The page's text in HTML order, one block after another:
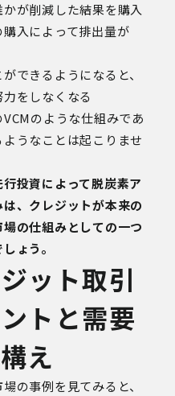
が削減した結果を購入
入によって排出量が
できるようになると、
をしなくなる
のような仕組みであ
うなことは起こりませ
投資によって脱炭素ア
、クレジットが本来の
の仕組みとしての一つ
ょう。
ット取引
トと需要
え
の事例を見てみると、